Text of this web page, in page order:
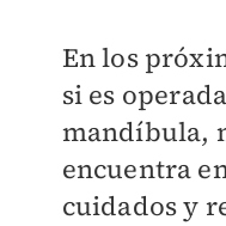
En los
si es
mandíbula,
encuentra
cuidados y